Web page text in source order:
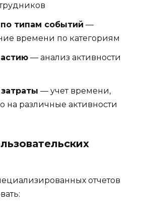
типам событий —
времени по категориям
— анализ активности
— учет времени,
на различные активности
отчетов